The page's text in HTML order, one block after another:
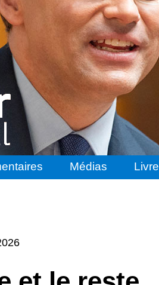
Médias Livre